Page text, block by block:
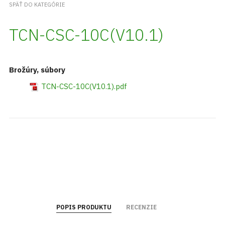
SPÄŤ DO KATEGÓRIE
TCN-CSC-10C(V10.1)
Brožúry, súbory
TCN-CSC-10C(V10.1).pdf
POPIS PRODUKTU RECENZIE